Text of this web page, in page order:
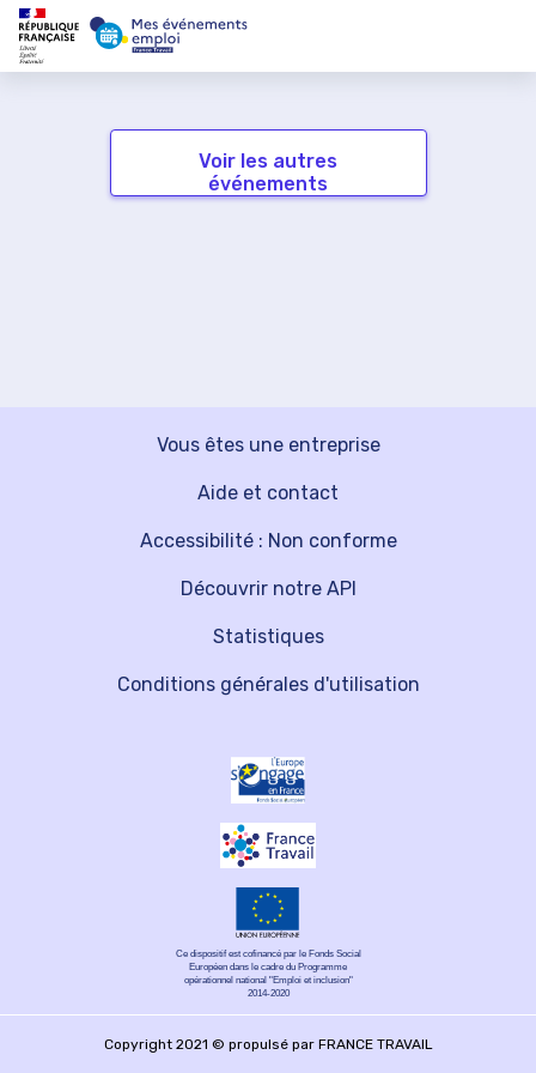
Voir les autres
événements
Vous êtes une entreprise
Découvrir notre API
Aide et contact
Statistiques
Accessibilité : Non conforme
Conditions générales d'utilisation
Ce dispositif est cofinancé par le Fonds Social
Européen dans le cadre du Programme
opérationnel national "Emploi et inclusion"
2014-2020
Copyright 2021 © propulsé par FRANCE TRAVAIL